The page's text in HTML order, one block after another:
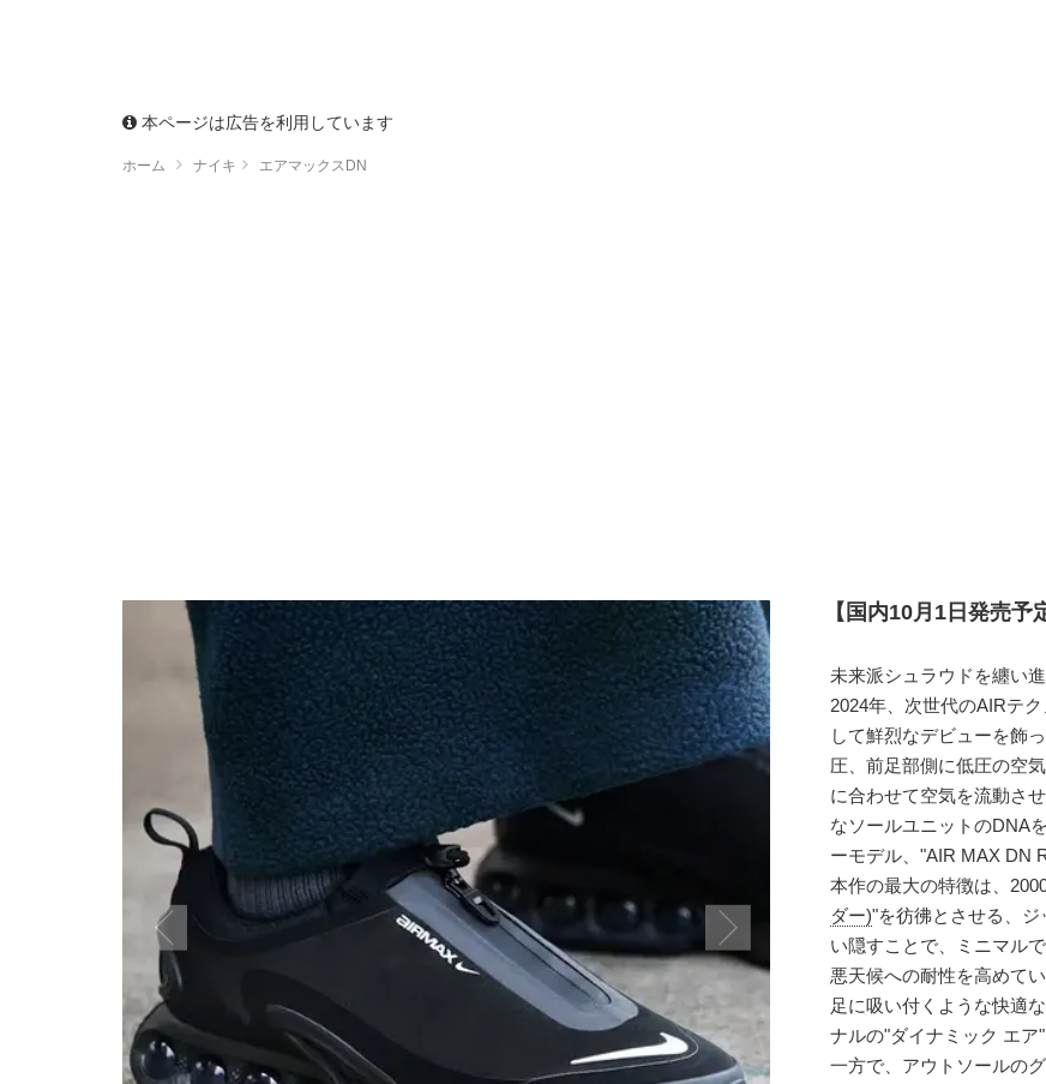
本ページは広告を利用しています
ホーム ナイキ エアマックスDN
【国内10月1日発売
未来派シュラウドを纏い進
2024年、次世代のAIRテ
して鮮烈なデビューを飾
圧、前足部側に低圧の空
に合わせて空気を流動さ
なソールユニットのDNA
ーモデル、"AIR MAX DN
本作の最大の特徴は、
ダー)"を彷彿とさせる、
い隠すことで、ミニマル
悪天候への耐性を高めて
足に吸い付くような快適
ナルの"ダイナミック エア
一方で、アウトソールの